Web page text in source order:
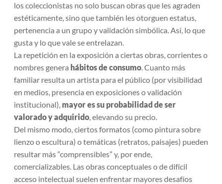
los coleccionistas no solo buscan obras que les agraden
estéticamente, sino que también les otorguen estatus,
pertenencia a un grupo y validación simbólica. Así, lo que
gusta y lo que vale se entrelazan.
La repetición en la exposición a ciertas obras, corrientes o
nombres genera hábitos de consumo. Cuanto más
familiar resulta un artista para el público (por visibilidad
en medios, presencia en exposiciones o validación
institucional), mayor es su probabilidad de ser
valorado y adquirido, elevando su precio.
Del mismo modo, ciertos formatos (como pintura sobre
lienzo o escultura) o temáticas (retratos, paisajes) pueden
resultar más “comprensibles” y, por ende,
comercializables. Las obras conceptuales o de difícil
acceso intelectual suelen enfrentar mayores desafíos